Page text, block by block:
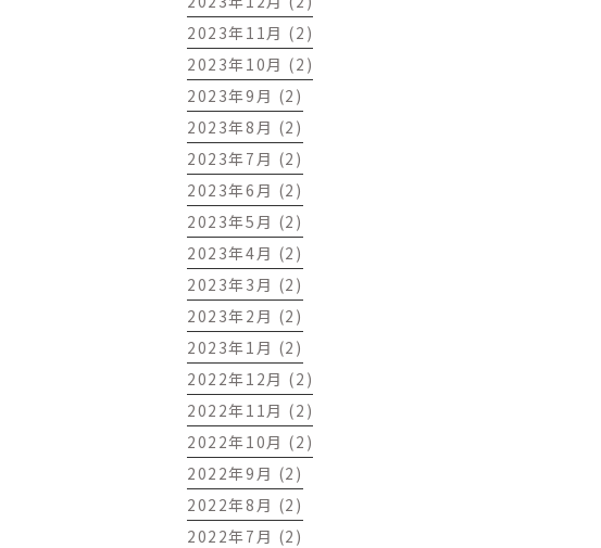
2023年11月 (2)
2023年10月 (2)
2023年9月 (2)
2023年8月 (2)
2023年7月 (2)
2023年6月 (2)
2023年5月 (2)
2023年4月 (2)
2023年3月 (2)
2023年2月 (2)
2023年1月 (2)
2022年12月 (2)
2022年11月 (2)
2022年10月 (2)
2022年9月 (2)
2022年8月 (2)
2022年7月 (2)